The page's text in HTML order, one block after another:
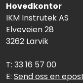
Hovedkontor
IKM Instrutek AS
Elveveien 28
3262 Larvik
T: 33 16 57 00
E: Send oss en